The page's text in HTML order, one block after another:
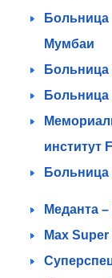
Мумбаи
Больница
институт
Больница
Меданта
Max